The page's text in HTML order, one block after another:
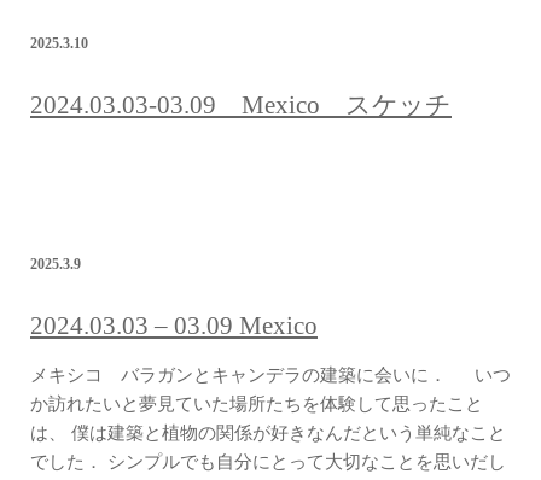
2025.3.10
2024.03.03-03.09 Mexico スケッチ
2025.3.9
2024.03.03 – 03.09 Mexico
メキシコ バラガンとキャンデラの建築に会いに． いつ
か訪れたいと夢見ていた場所たちを体験して思ったこと
は、 僕は建築と植物の関係が好きなんだという単純なこと
でした． シンプルでも自分にとって大切なことを思いだし